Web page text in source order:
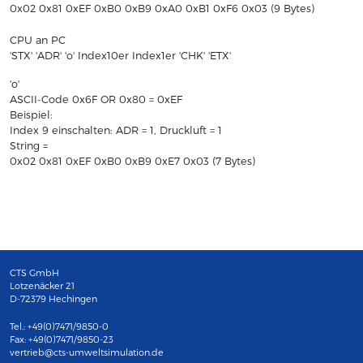
0x02 0x81 0xEF 0xB0 0xB9 0xA0 0xB1 0xF6 0x03 (9 Bytes)
CPU an PC
'STX' 'ADR' 'o' Index10er Index1er 'CHK' 'ETX'
'o'
ASCII-Code 0x6F OR 0x80 = 0xEF
Beispiel:
Index 9 einschalten: ADR = 1, Druckluft = 1
String =
0x02 0x81 0xEF 0xB0 0xB9 0xE7 0x03 (7 Bytes)
CTS GmbH
Lotzenäcker 21
D-72379 Hechingen
Tel.: +49(0)7471/9850-0
Fax: +49(0)7471/9850-23
vertrieb@cts-umweltsimulation.de